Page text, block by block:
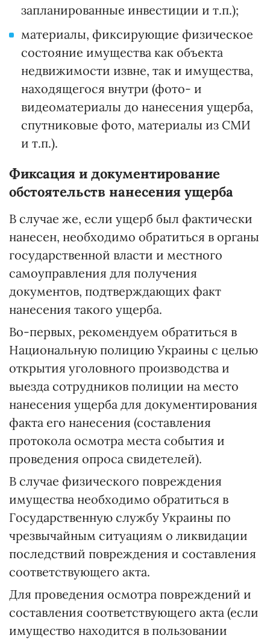
запланированные инвестиции и т.п.);
материалы, фиксирующие физическое
состояние имущества как объекта
недвижимости извне, так и имущества,
находящегося внутри (фото- и
видеоматериалы до нанесения ущерба,
спутниковые фото, материалы из СМИ
и т.п.).
Фиксация и документирование
обстоятельств нанесения ущерба
В случае же, если ущерб был фактически
нанесен, необходимо обратиться в органы
государственной власти и местного
самоуправления для получения
документов, подтверждающих факт
нанесения такого ущерба.
Во-первых, рекомендуем обратиться в
Национальную полицию Украины с целью
открытия уголовного производства и
выезда сотрудников полиции на место
нанесения ущерба для документирования
факта его нанесения (составления
протокола осмотра места события и
проведения опроса свидетелей).
В случае физического повреждения
имущества необходимо обратиться в
Государственную службу Украины по
чрезвычайным ситуациям о ликвидации
последствий повреждения и составления
соответствующего акта.
Для проведения осмотра повреждений и
составления соответствующего акта (если
имущество находится в пользовании